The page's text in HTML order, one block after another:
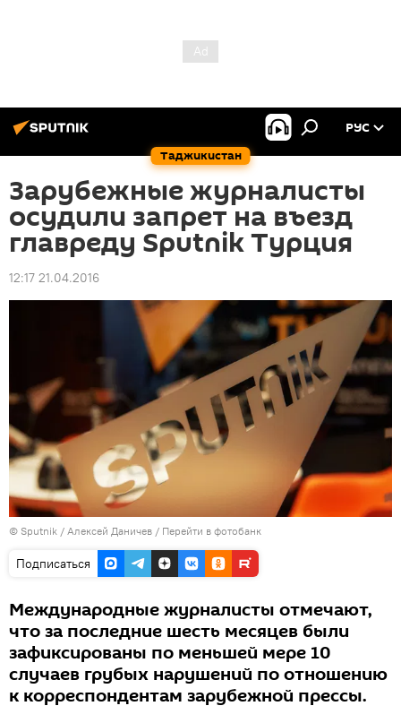
Таджикистан
РУС
Зарубежные журналисты
осудили запрет на въезд
главреду Sputnik Турция
12:17 21.04.2016
© Sputnik / Алексей Даничев / Перейти в фотобанк
Подписаться
Международные журналисты отмечают,
что за последние шесть месяцев были
зафиксированы по меньшей мере 10
случаев грубых нарушений по отношению
к корреспондентам зарубежной прессы.